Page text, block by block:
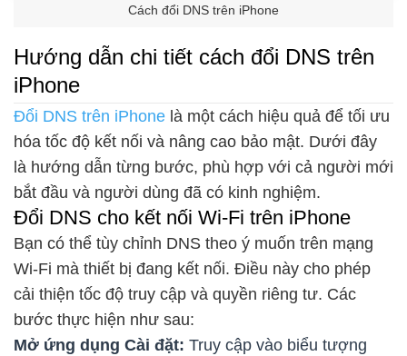
Cách đổi DNS trên iPhone
Hướng dẫn chi tiết cách đổi DNS trên
iPhone
Đổi DNS trên iPhone là một cách hiệu quả để tối ưu
hóa tốc độ kết nối và nâng cao bảo mật. Dưới đây
là hướng dẫn từng bước, phù hợp với cả người mới
bắt đầu và người dùng đã có kinh nghiệm.
Đổi DNS cho kết nối Wi-Fi trên iPhone
Bạn có thể tùy chỉnh DNS theo ý muốn trên mạng
Wi-Fi mà thiết bị đang kết nối. Điều này cho phép
cải thiện tốc độ truy cập và quyền riêng tư. Các
bước thực hiện như sau:
Mở ứng dụng Cài đặt: Truy cập vào biểu tượng